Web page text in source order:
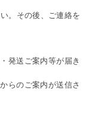
。その後、ご連絡を
発送ご案内等が届き
らのご案内が送信さ